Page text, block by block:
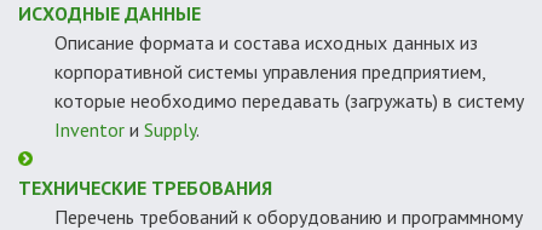
ИСХОДНЫЕ ДАННЫЕ
Описание формата и состава исходных данных из
корпоративной системы управления предприятием,
которые необходимо передавать (загружать) в систему
Inventor и Supply.
ТЕХНИЧЕСКИЕ ТРЕБОВАНИЯ
Перечень требований к оборудованию и программному